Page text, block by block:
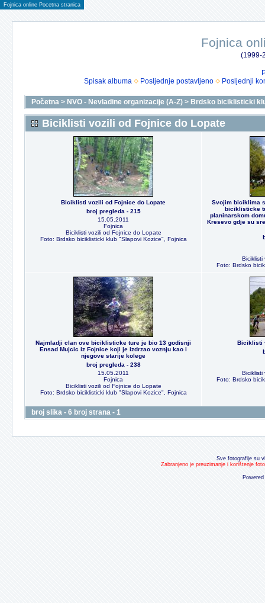
Fojnica online Pocetna stranica
Fojnica
(1999-
Spisak albuma
Posljednje postavljeno Posljednji
Početna > NVO - Nevladine organizacije (A-Z) > Brdsko biciklisticki
Biciklisti vozili od Fojnice do Lopate
Biciklisti vozili od Fojnice do Lopate
broj pregleda - 215
15.05.2011
Fojnica
Biciklisti vozili od Fojnice do Lopate
Foto: Brdsko biciklisticki klub "Slapovi Kozice", Fojnica
Svojim biciklima
biciklisticke
planinarskom
Kresevo gdje su
Biciklisti
Foto: Brdsko
Najmladji clan ove biciklisticke ture je bio 13 godisnji
Ensad Mujcic iz Fojnice koji je izdrzao voznju kao i
njegove starije kolege
broj pregleda - 238
15.05.2011
Fojnica
Biciklisti vozili od Fojnice do Lopate
Foto: Brdsko biciklisticki klub "Slapovi Kozice", Fojnica
Biciklisti
Biciklisti
Foto: Brdsko
broj slika - 6 broj strana - 1
Sve fotografije su
Zabranjeno je preuzimanje i korištenje